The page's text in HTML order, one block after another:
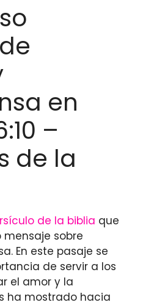
en
–
de la
de la biblia que
sobre
En este pasaje se
de servir a los
el amor y la
ha mostrado hacia